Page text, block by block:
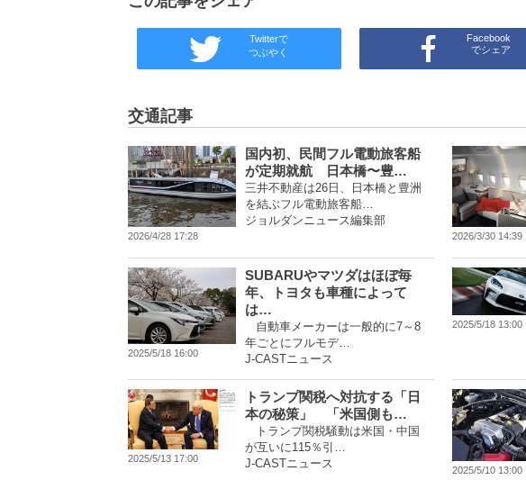
Twitterで
つぶやく
Facebook
でシェア
交通記事
2026/4/28 17:28
国内初、民間フル電動旅客船
が定期就航 日本橋〜豊…
三井不動産は26日、日本橋と豊洲
を結ぶフル電動旅客船…
ジョルダンニュース編集部
2026/3/30 14:39
2025/5/18 16:00
SUBARUやマツダはほぼ毎
年、トヨタも車種によって
は…
自動車メーカーは一般的に7～8
年ごとにフルモデ…
J-CASTニュース
2025/5/18 13:00
2025/5/13 17:00
トランプ関税へ対抗する「日
本の秘策」 「米国側も…
トランプ関税騒動は米国・中国
が互いに115％引…
J-CASTニュース
2025/5/10 13:00